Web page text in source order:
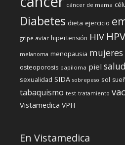
cáncer de mama
Diabetes dieta ejercicio
gripe aviar hipertensión HIV HPV
melanoma menopausia mujeres
osteoporosis papiloma piel salud
sexualidad SIDA sobrepeso sol
tabaquismo test tratamiento
Vistamedica VPH
En Vistamedica